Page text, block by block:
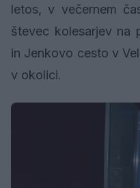
letos, v večernem
števec kolesarjev na
in Jenkovo cesto v
v okolici.